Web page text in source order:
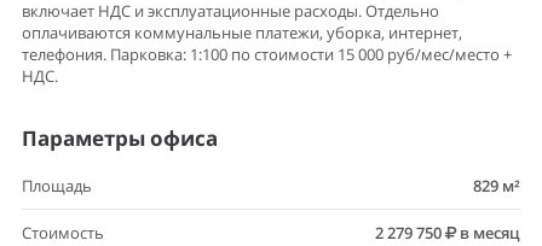
включает НДС и эксплуатационные расходы. Отдельно
оплачиваются коммунальные платежи, уборка, интернет,
телефония. Парковка: 1:100 по стоимости 15 000 руб/мес/место +
НДС.
Параметры офиса
Площадь 829 м²
Стоимость 2 279 750 в месяц